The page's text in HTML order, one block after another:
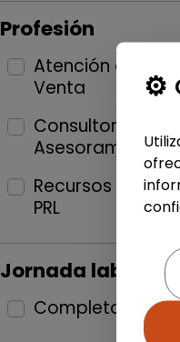
Profesión
Atención al
Venta
Consultoría y
Asesoramientos
Recursos
PRL
Jornada laboral
Completa